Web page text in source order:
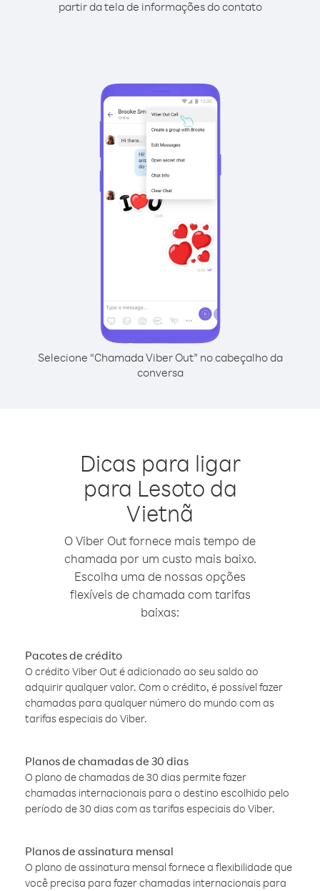
partir da tela de informações do contato
Selecione “Chamada Viber Out” no cabeçalho da
conversa
Dicas para ligar
para Lesoto da
Vietnã
O Viber Out fornece mais tempo de
chamada por um custo mais baixo.
Escolha uma de nossas opções
flexíveis de chamada com tarifas
baixas:
Pacotes de crédito
O crédito Viber Out é adicionado ao seu saldo ao
adquirir qualquer valor. Com o crédito, é possível fazer
chamadas para qualquer número do mundo com as
tarifas especiais do Viber.
Planos de chamadas de 30 dias
O plano de chamadas de 30 dias permite fazer
chamadas internacionais para o destino escolhido pelo
período de 30 dias com as tarifas especiais do Viber.
Planos de assinatura mensal
O plano de assinatura mensal fornece a flexibilidade que
você precisa para fazer chamadas internacionais para